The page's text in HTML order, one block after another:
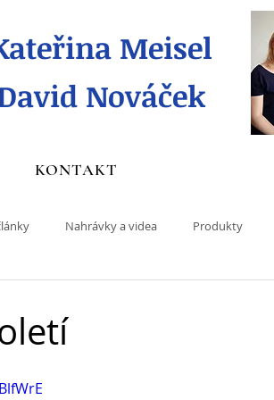
Meisel
Nováček
KONTAKT
Nahrávky a videa Produkty